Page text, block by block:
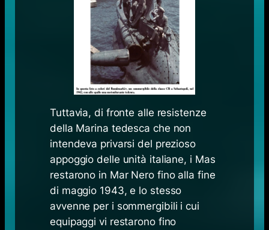
Tuttavia, di fronte alle resistenze
della Marina tedesca che non
intendeva privarsi del prezioso
appoggio delle unità italiane, i Mas
restarono in Mar Nero fino alla fine
di maggio 1943, e lo stesso
avvenne per i sommergibili i cui
equipaggi vi restarono fino